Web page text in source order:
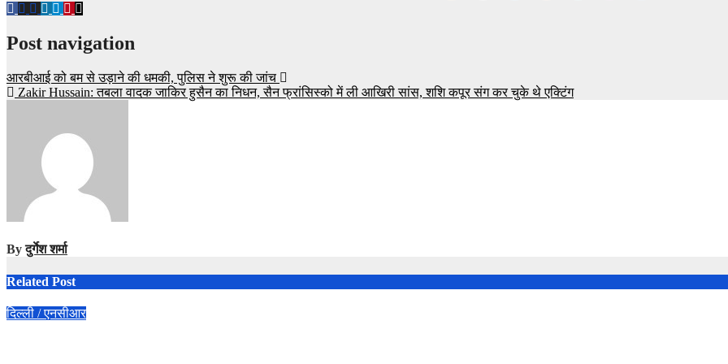
Post navigation
आरबीआई को बम से उड़ाने की धमकी, पुलिस ने शुरू की जांच
Zakir Hussain: तबला वादक जाकिर हुसैन का निधन, सैन फ्रांसिस्को में ली आखिरी सांस, शशि कपूर संग कर चुके थे एक्टिंग
Byदुर्गेश शर्मा
Related Post
दिल्ली / एनसीआर